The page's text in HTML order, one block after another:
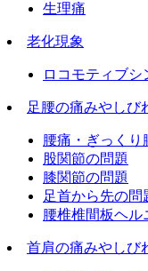
生理痛
老化現象
ロコモティブシ
足腰の痛みやしび
腰痛・ぎっくり
股関節の問題
膝関節の問題
足首から先の問
腰椎椎間板ヘル
首肩の痛みやしび